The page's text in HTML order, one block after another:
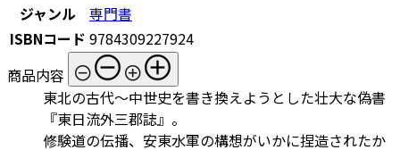
ジャンル
専門書
ISBNコード 9784309227924
商品内容
東北の古代～中世史を書き換えようとした壮大な偽書
『東日流外三郡誌』。
修験道の伝播、安東水軍の構想がいかに捏造されたか